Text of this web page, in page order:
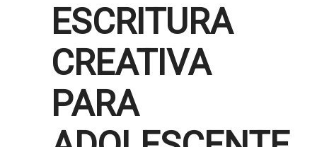
ESCRITURA
CREATIVA
PARA